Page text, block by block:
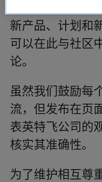
新产品、计划和
可以在此与社区
论。
虽然我们鼓励每
流，但发布在页
表英特飞公司的
核实其准确性。
为了维护相互尊